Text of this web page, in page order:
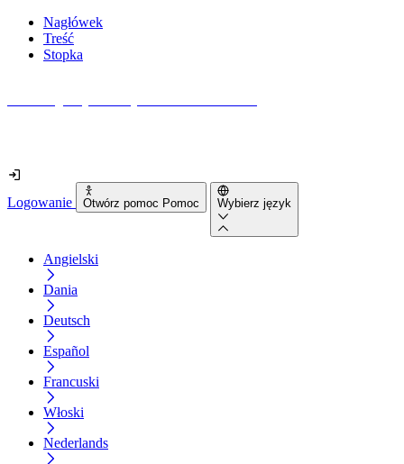
Nagłówek
Treść
Stopka
Logowanie Otwórz pomoc Pomoc Wybierz język
Angielski
Dania
Deutsch
Español
Francuski
Włoski
Nederlands